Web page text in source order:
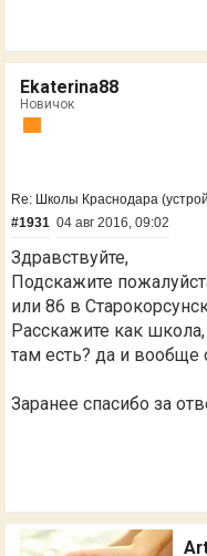
Ekaterina88
Новичок
Re: Школы Краснодара
#1931 04 авг 2016, 09:02
Здравствуйте,
Подскажите
или 86 в
Расскажите как
там есть? да и вообще
Заранее спасибо за